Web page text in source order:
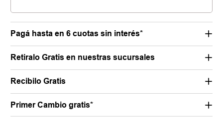
Pagá hasta en 6 cuotas sin interés*
Retiralo Gratis en nuestras sucursales
Recibilo Gratis
Primer Cambio gratis*